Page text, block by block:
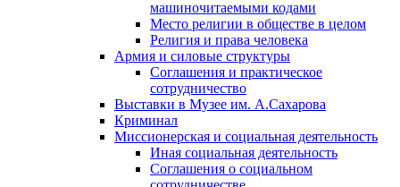
машиночитаемыми кодами
Место религии в обществе в целом
Религия и права человека
Армия и силовые структуры
Соглашения и практическое
сотрудничество
Выставки в Музее им. А.Сахарова
Криминал
Миссионерская и социальная деятельность
Иная социальная деятельность
Соглашения о социальном